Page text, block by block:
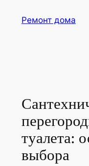
Ремонт дома
туалета:
выбора